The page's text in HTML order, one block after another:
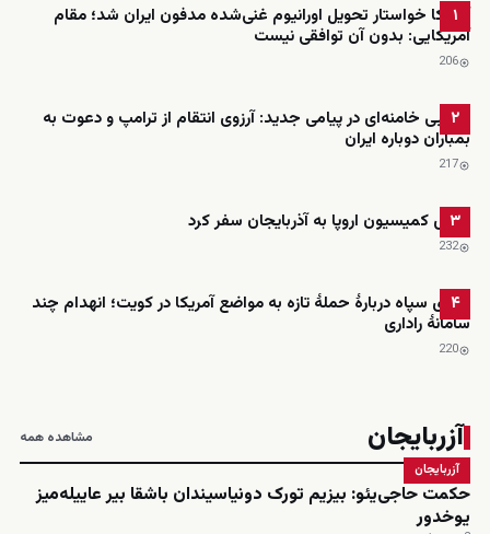
۱
آمریکا خواستار تحویل اورانیوم غنی‌شده مدفون ایران شد؛ مقام
آمریکایی: بدون آن توافقی نیست
206
۲
مجتبی خامنه‌ای در پیامی جدید: آرزوی انتقام از ترامپ و دعوت به
بمباران دوباره ایران
217
۳
رئیس کمیسیون اروپا به آذربایجان سفر کرد
232
۴
ادعای سپاه دربارهٔ حملهٔ تازه به مواضع آمریکا در کویت؛ انهدام چند
سامانهٔ راداری
220
آزربایجان مشاهده همه
آزربایجان
حکمت حاجی‌یئو: بیزیم تورک دونیاسیندان باشقا بیر عاییله‌میز
یوخدور